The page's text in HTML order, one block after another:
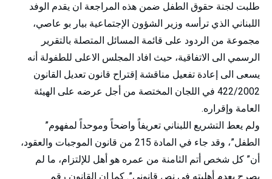
طلبت لجنة حقوق الطفل ضمن هذه المراجعة ان يقدم الوفد
اللبناني الذي ترأسه وزير الشؤون الإجتماعية بيار بو عاصي،
مجموعة من الردود على قائمة المسائل المتصلة بالتقرير
الرسمي الى الاتفاقية، حيث افاد المجلس الاعلى للطفولة أنه
يسعى الى إعادة تفعيل مناقشة إقتراح قانون تعديل القانون
422/2002 في اللجان المختصة من أجل عرضه على الهيئة
العامة وإقراره.
ولم يعط التشريع اللبناني تعريفاً واضحاً وموحداً لمفهوم”
الطفل”، وقد جاء في المادة 215 من قانون الموجبات والعقود،
أن” كل شخص أتم الثامنة من عمره هو أهل للإلتزام، ما لم
يصرح بعدم أهليته في نص قانوني”. كما ان القانون رقم